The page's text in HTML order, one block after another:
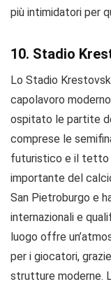
più intimidatori per
10. Stadio
Lo Stadio
capolavoro
ospitato le partite
comprese le
futuristico e il tetto
importante del
San Pietroburgo e
internazionali e
luogo offre
per i giocatori,
strutture moderne.